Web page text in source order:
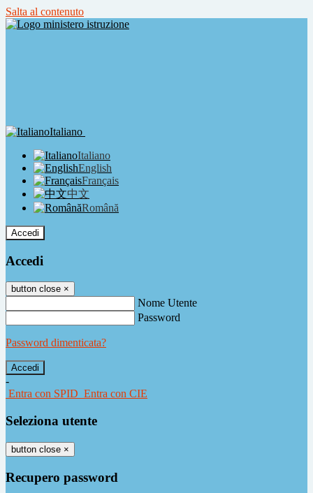
Salta al contenuto
Italiano
Italiano
English
Français
中文
Română
Accedi
Accedi
button close ×
Nome Utente
Password
Password dimenticata?
-
Entra con SPID Entra con CIE
Seleziona utente
button close ×
Recupero password